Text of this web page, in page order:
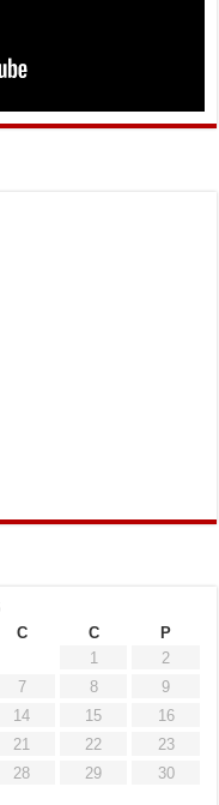
C C
P
1
2
7 8
9
14 15
16
21 22
23
28 29
30